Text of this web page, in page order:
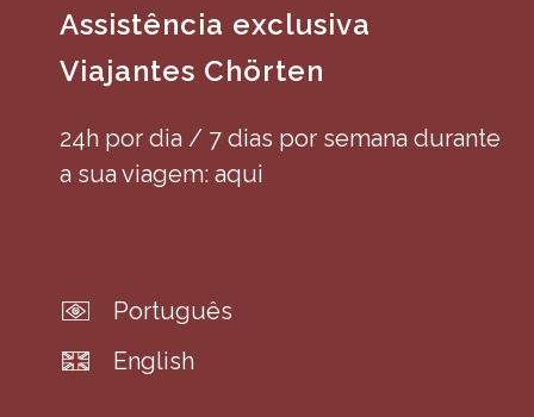
Assistência exclusiva
Viajantes Chörten
24h por dia / 7 dias por semana durante
a sua viagem: aqui
Português
English